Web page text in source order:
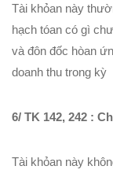
Tài khỏan này
hạch tóan có gì
và đôn đốc hòan
doanh thu trong kỳ
6/ TK 142, 242 :
Tài khỏan này